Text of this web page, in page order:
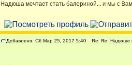
Надюша мечтает стать балериной... и мы с
Добавлено: Сб Мар 25, 2017 5:40 Re: Re: Надюше